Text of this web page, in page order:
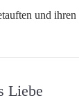
und
Liebe